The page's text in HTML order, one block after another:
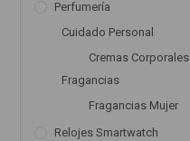
Perfumería
Cuidado Personal
Cremas Corporales
Fragancias
Fragancias Mujer
Relojes Smartwatch